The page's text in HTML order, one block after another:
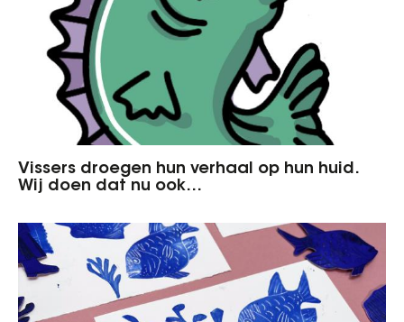
Vissers droegen hun verhaal op hun huid.
Wij doen dat nu ook…